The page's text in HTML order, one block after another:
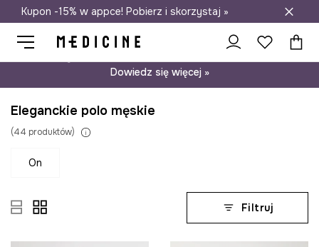
Darmowa dostawa do salonów
Kupon -15% w appce! Pobierz i skorzystaj »
Dowiedz się więcej »
Eleganckie polo męskie
(44 produktów)
on
Filtruj